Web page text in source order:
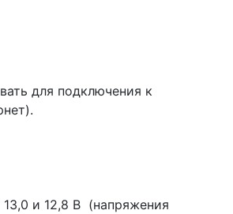
для подключения к
и 12,8 В (напряжения